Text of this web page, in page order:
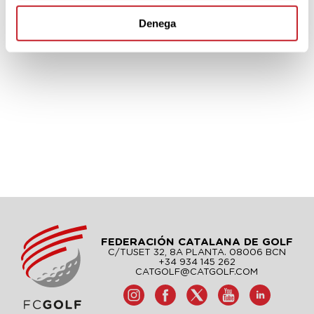
Denega
FEDERACIÓN CATALANA DE GOLF
C/TUSET 32, 8A PLANTA. 08006 BCN
+34 934 145 262
CATGOLF@CATGOLF.COM